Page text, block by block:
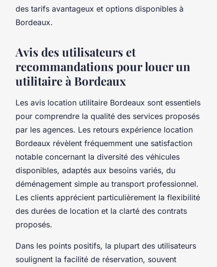
des tarifs avantageux et options disponibles à
Bordeaux.
Avis des utilisateurs et
recommandations pour louer un
utilitaire à Bordeaux
Les avis location utilitaire Bordeaux sont essentiels
pour comprendre la qualité des services proposés
par les agences. Les retours expérience location
Bordeaux révèlent fréquemment une satisfaction
notable concernant la diversité des véhicules
disponibles, adaptés aux besoins variés, du
déménagement simple au transport professionnel.
Les clients apprécient particulièrement la flexibilité
des durées de location et la clarté des contrats
proposés.
Dans les points positifs, la plupart des utilisateurs
soulignent la facilité de réservation, souvent